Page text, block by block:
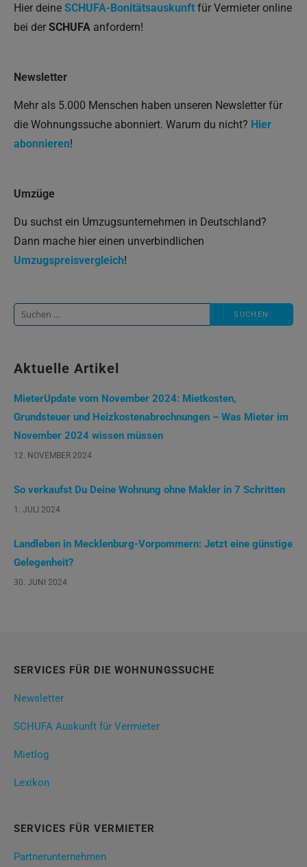
Hier deine SCHUFA-Bonitätsauskunft für Vermieter online
bei der SCHUFA anfordern!
Newsletter
Mehr als 5.000 Menschen haben unseren Newsletter für
die Wohnungssuche abonniert. Warum du nicht? Hier
abonnieren!
Umzüge
Du suchst ein Umzugsunternehmen in Deutschland?
Dann mache hier einen unverbindlichen
Umzugspreisvergleich!
Suche
Aktuelle Artikel
MieterUpdate vom November 2024: Mietkosten,
Grundsteuer und Heizkostenabrechnungen – Was Mieter im
November 2024 wissen müssen
12. NOVEMBER 2024
So verkaufst Du Deine Wohnung ohne Makler in 7 Schritten
1. JULI 2024
Landleben in Mecklenburg-Vorpommern: Jetzt eine günstige
Gelegenheit?
30. JUNI 2024
SERVICES FÜR DIE WOHNUNGSSUCHE
Newsletter
SCHUFA Auskunft für Vermieter
Mietlog
Lexikon
SERVICES FÜR VERMIETER
Partnerunternehmen